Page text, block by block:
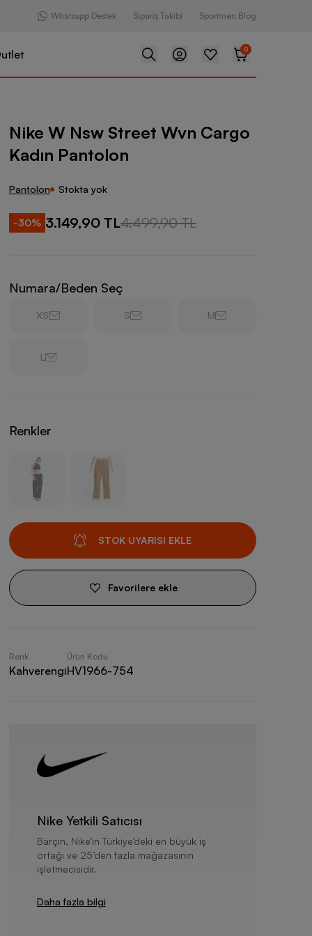
Whatsapp Destek Sipariş Takibi Sportmen Blog
0
Wvn Cargo Kadın Pantolon
Nike W Nsw Street Wvn Cargo
Kadın Pantolon
Pantolon Stokta yok
-30% 3.149,90 TL4.499,90 TL
Numara/Beden Seç
XS S M
L
Renkler
STOK UYARISI EKLE
Favorilere ekle
Renk
Kahverengi
Ürün Kodu
HV1966-754
Nike Yetkili Satıcısı
Barçın, Nike’ın Türkiye’deki en büyük iş
ortağı ve 25’den fazla mağazasının
işletmecisidir.
Daha fazla bilgi